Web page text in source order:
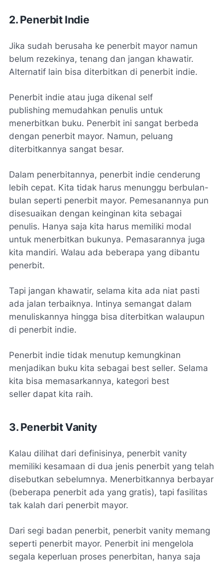
2. Penerbit Indie
Jika sudah berusaha ke penerbit mayor namun
belum rezekinya, tenang dan jangan khawatir.
Alternatif lain bisa diterbitkan di penerbit indie.
Penerbit indie atau juga dikenal self
publishing memudahkan penulis untuk
menerbitkan buku. Penerbit ini sangat berbeda
dengan penerbit mayor. Namun, peluang
diterbitkannya sangat besar.
Dalam penerbitannya, penerbit indie cenderung
lebih cepat. Kita tidak harus menunggu berbulan-
bulan seperti penerbit mayor. Pemesanannya pun
disesuaikan dengan keinginan kita sebagai
penulis. Hanya saja kita harus memiliki modal
untuk menerbitkan bukunya. Pemasarannya juga
kita mandiri. Walau ada beberapa yang dibantu
penerbit.
Tapi jangan khawatir, selama kita ada niat pasti
ada jalan terbaiknya. Intinya semangat dalam
menuliskannya hingga bisa diterbitkan walaupun
di penerbit indie.
Penerbit indie tidak menutup kemungkinan
menjadikan buku kita sebagai best seller. Selama
kita bisa memasarkannya, kategori best
seller dapat kita raih.
3. Penerbit Vanity
Kalau dilihat dari definisinya, penerbit vanity
memiliki kesamaan di dua jenis penerbit yang telah
disebutkan sebelumnya. Menerbitkannya berbayar
(beberapa penerbit ada yang gratis), tapi fasilitas
tak kalah dari penerbit mayor.
Dari segi badan penerbit, penerbit vanity memang
seperti penerbit mayor. Penerbit ini mengelola
segala keperluan proses penerbitan, hanya saja